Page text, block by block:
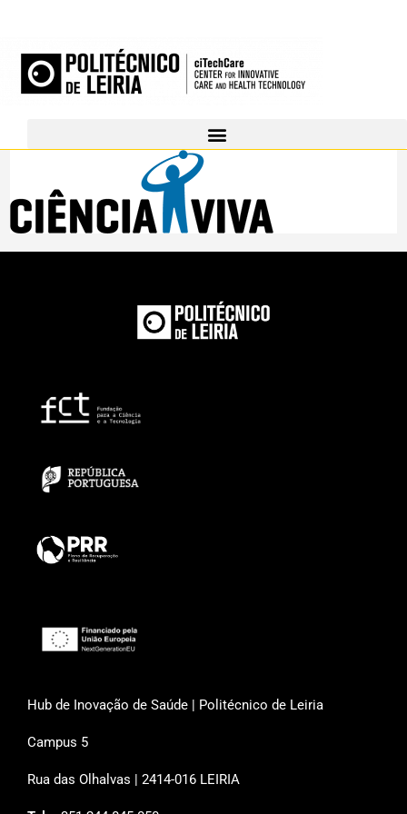
Hub de Inovação de Saúde | Politécnico de Leiria
Campus 5
Rua das Olhalvas | 2414-016 LEIRIA